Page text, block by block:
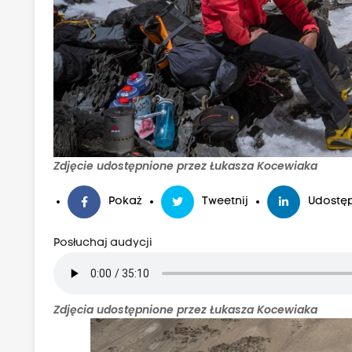
Zdjęcie udostępnione przez Łukasza Kocewiaka
Pokaż Tweetnij
Posłuchaj audycji
Zdjęcia udostępnione przez Łukasza Kocewiaka